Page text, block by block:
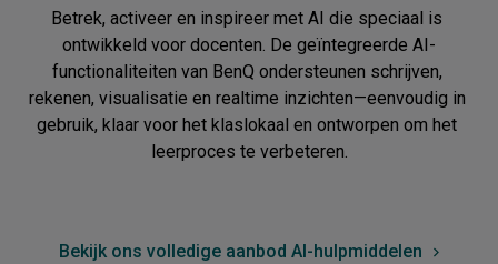
Betrek, activeer en inspireer met AI die speciaal is
ontwikkeld voor docenten. De geïntegreerde AI-
functionaliteiten van BenQ ondersteunen schrijven,
rekenen, visualisatie en realtime inzichten—eenvoudig in
gebruik, klaar voor het klaslokaal en ontworpen om het
leerproces te verbeteren.
Bekijk ons volledige aanbod AI-hulpmiddelen